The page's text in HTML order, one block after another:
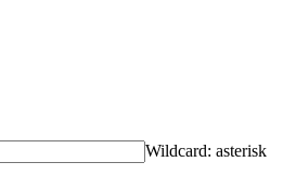
Wildcard: asterisk